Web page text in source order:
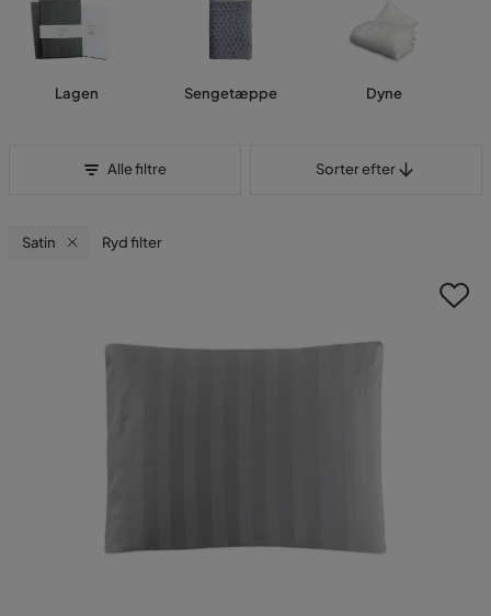
Lagen Sengetæppe Dyne
Alle filtre Sorter efter
Satin Ryd filter